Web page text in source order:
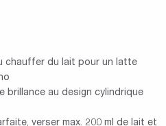
chauffer du lait pour un latte
brillance au design cylindrique
verser max. 200 ml de lait et